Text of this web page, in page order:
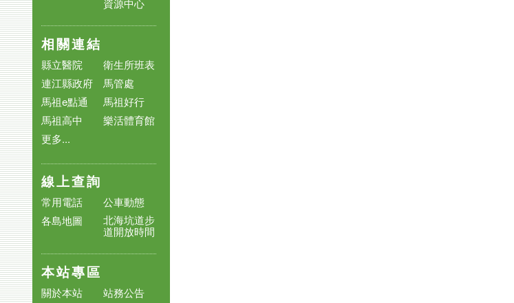
資源中心
相關連結
縣立醫院
衛生所班表
連江縣政府
馬管處
馬祖e點通
馬祖好行
馬祖高中
樂活體育館
更多...
線上查詢
常用電話
公車動態
各島地圖
北海坑道步
道開放時間
本站專區
關於本站
站務公告